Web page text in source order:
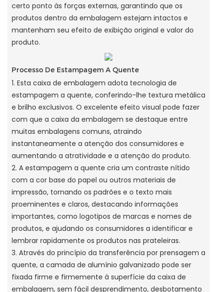
certo ponto às forças externas, garantindo que os
produtos dentro da embalagem estejam intactos e
mantenham seu efeito de exibição original e valor do
produto.
Processo De Estampagem A Quente
1. Esta caixa de embalagem adota tecnologia de
estampagem a quente, conferindo-lhe textura metálica
e brilho exclusivos. O excelente efeito visual pode fazer
com que a caixa da embalagem se destaque entre
muitas embalagens comuns, atraindo
instantaneamente a atenção dos consumidores e
aumentando a atratividade e a atenção do produto.
2. A estampagem a quente cria um contraste nítido
com a cor base do papel ou outros materiais de
impressão, tornando os padrões e o texto mais
proeminentes e claros, destacando informações
importantes, como logotipos de marcas e nomes de
produtos, e ajudando os consumidores a identificar e
lembrar rapidamente os produtos nas prateleiras.
3. Através do princípio da transferência por prensagem a
quente, a camada de alumínio galvanizado pode ser
fixada firme e firmemente à superfície da caixa de
embalagem, sem fácil desprendimento, desbotamento